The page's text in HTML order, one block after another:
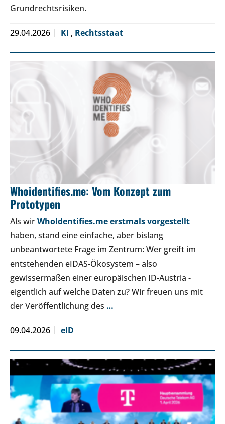
Grundrechtsrisiken.
29.04.2026 KI , Rechtsstaat
Whoidentifies.me: Vom Konzept zum
Prototypen
Als wirWhoIdentifies.me erstmals vorgestellt
haben, stand eine einfache, aber bislang
unbeantwortete Frage im Zentrum: Wer greift im
entstehenden eIDAS-Ökosystem – also
gewissermaßen einer europäischen ID-Austria -
eigentlich auf welche Daten zu? Wir freuen uns mit
der Veröffentlichung des …
09.04.2026 eID